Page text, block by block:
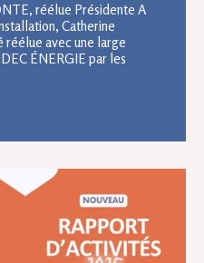
réélue Présidente A
Catherine
avec une large
ÉNERGIE par les